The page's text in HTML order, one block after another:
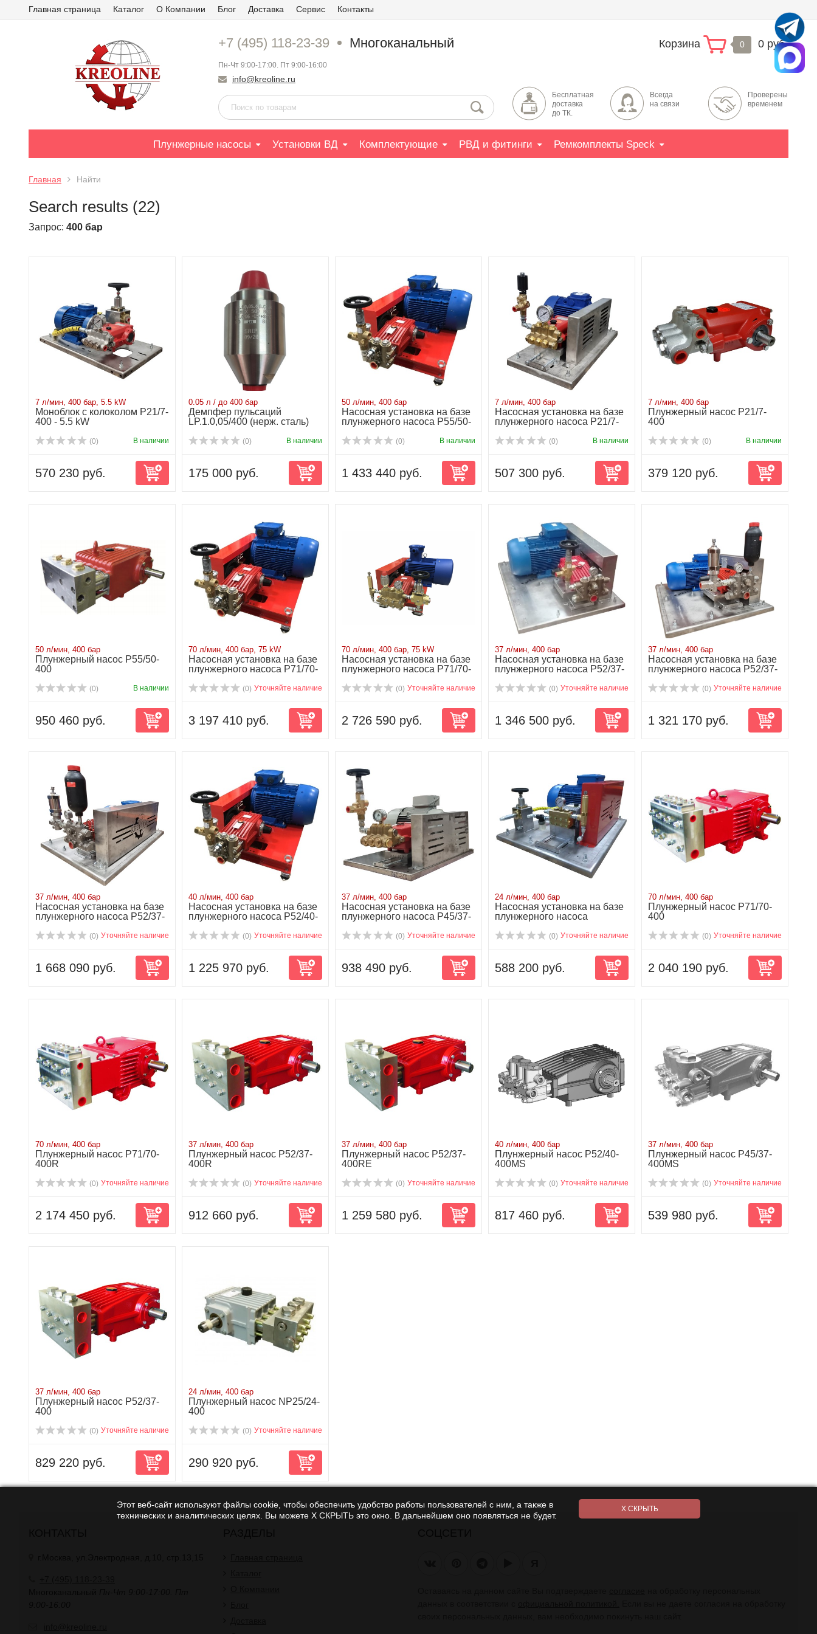
Главная страница Каталог О Компании Блог Доставка Сервис Контакты
+7 (495) 118-23-39 Многоканальный
Пн-Чт 9:00-17:00. Пт 9:00-16:00
info@kreoline.ru
Корзина 0 0 руб.
Бесплатная
доставка
до ТК.
Всегда
на связи
Проверены
временем
Плунжерные насосы Установки ВД Комплектующие РВД и фитинги Ремкомплекты Speck
Главная Найти
Search results (22)
Запрос: 400 бар
7 л/мин, 400 бар, 5.5 kW
Моноблок с колоколом P21/7-
400 - 5.5 kW
(0) В наличии
570 230 руб.
0.05 л / до 400 бар
Демпфер пульсаций
LP.1.0,05/400 (нерж. сталь)
(0) В наличии
175 000 руб.
50 л/мин, 400 бар
Насосная установка на базе
плунжерного насоса P55/50-
(0) В наличии
1 433 440 руб.
7 л/мин, 400 бар
Насосная установка на базе
плунжерного насоса P21/7-
(0) В наличии
507 300 руб.
7 л/мин, 400 бар
Плунжерный насос P21/7-
400
(0) В наличии
379 120 руб.
50 л/мин, 400 бар
Плунжерный насос P55/50-
400
(0) В наличии
950 460 руб.
70 л/мин, 400 бар, 75 kW
Насосная установка на базе
плунжерного насоса P71/70-
(0) Уточняйте наличие
3 197 410 руб.
70 л/мин, 400 бар, 75 kW
Насосная установка на базе
плунжерного насоса P71/70-
(0) Уточняйте наличие
2 726 590 руб.
37 л/мин, 400 бар
Насосная установка на базе
плунжерного насоса P52/37-
(0) Уточняйте наличие
1 346 500 руб.
37 л/мин, 400 бар
Насосная установка на базе
плунжерного насоса P52/37-
(0) Уточняйте наличие
1 321 170 руб.
37 л/мин, 400 бар
Насосная установка на базе
плунжерного насоса P52/37-
(0) Уточняйте наличие
1 668 090 руб.
40 л/мин, 400 бар
Насосная установка на базе
плунжерного насоса P52/40-
(0) Уточняйте наличие
1 225 970 руб.
37 л/мин, 400 бар
Насосная установка на базе
плунжерного насоса P45/37-
(0) Уточняйте наличие
938 490 руб.
24 л/мин, 400 бар
Насосная установка на базе
плунжерного насоса
(0) Уточняйте наличие
588 200 руб.
70 л/мин, 400 бар
Плунжерный насос P71/70-
400
(0) Уточняйте наличие
2 040 190 руб.
70 л/мин, 400 бар
Плунжерный насос P71/70-
400R
(0) Уточняйте наличие
2 174 450 руб.
37 л/мин, 400 бар
Плунжерный насос P52/37-
400R
(0) Уточняйте наличие
912 660 руб.
37 л/мин, 400 бар
Плунжерный насос P52/37-
400RE
(0) Уточняйте наличие
1 259 580 руб.
40 л/мин, 400 бар
Плунжерный насос P52/40-
400MS
(0) Уточняйте наличие
817 460 руб.
37 л/мин, 400 бар
Плунжерный насос P45/37-
400MS
(0) Уточняйте наличие
539 980 руб.
37 л/мин, 400 бар
Плунжерный насос P52/37-
400
(0) Уточняйте наличие
829 220 руб.
24 л/мин, 400 бар
Плунжерный насос NP25/24-
400
(0) Уточняйте наличие
290 920 руб.
Этот веб-сайт используют файлы cookie, чтобы обеспечить удобство работы пользователей с ним, а также в
технических и аналитических целях. Вы можете Х СКРЫТЬ это окно. В дальнейшем оно появляться не будет.